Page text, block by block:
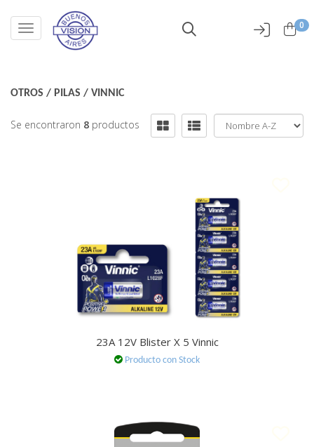
0
Toggle navigation
OTROS / PILAS / VINNIC
Se encontraron 8 productos
23A 12V Blister X 5 Vinnic
Producto con Stock